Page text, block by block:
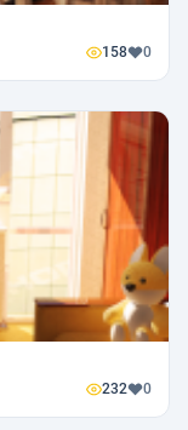
158 0
232 0